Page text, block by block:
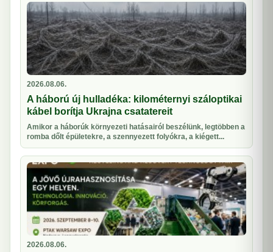
2026.08.06.
A háború új hulladéka: kilométernyi száloptikai
kábel borítja Ukrajna csatatereit
Amikor a háborúk környezeti hatásairól beszélünk, legtöbben a
romba dőlt épületekre, a szennyezett folyókra, a kiégett...
2026.08.06.